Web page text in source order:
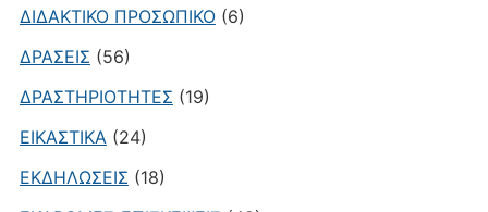
ΔΙΔΑΚΤΙΚΟ ΠΡΟΣΩΠΙΚΟ(6)
ΔΡΑΣΕΙΣ (56)
ΔΡΑΣΤΗΡΙΟΤΗΤΕΣ (19)
ΕΙΚΑΣΤΙΚΑ (24)
ΕΚΔΗΛΩΣΕΙΣ (18)